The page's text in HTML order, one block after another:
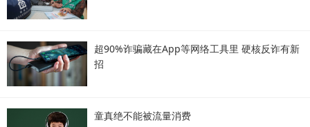
超90%诈骗藏在App等网络工具里 硬核反诈有新
招
童真绝不能被流量消费